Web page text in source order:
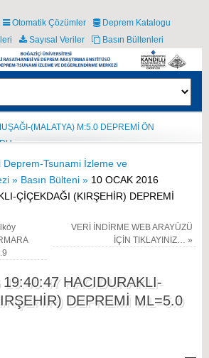
Otomatik Çözümler
Deprem Katalogu
Sayısal Veriler Basın Bültenleri
(MALATYA) M:5.0 DEPREMİ ÖN
Deprem-Tsunami İzleme ve
» Basın Bülteni » 10 OCAK 2016
ÇİÇEKDAĞI (KIRŞEHİR) DEPREMİ
VERİ İNDİRME WEB ARAYÜZÜ
İÇİN TIKLAYINIZ…»
HACIDURAKLI-
DEPREMİ ML=5.0